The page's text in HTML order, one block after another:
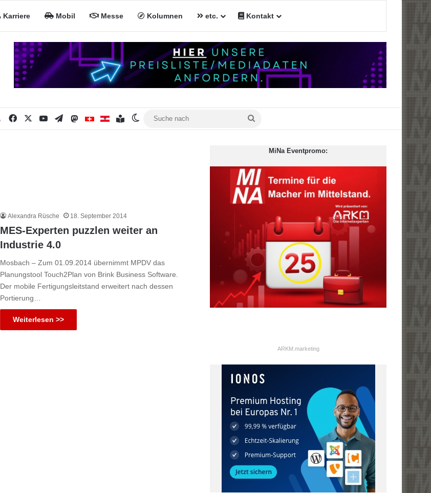
Karriere Mobil Messe Kolumnen etc. Kontakt
RSSFacebookYouTubeTelegramMastodonMiNa CHMiNa AT
Inhaltsverzeichnis
Skin umschalten
Alexandra Rüsche 18. September 2014
MES-Experten puzzlen weiter an
Industrie 4.0
Mosbach – Zum 01.09.2014 übernimmt MPDV das
Planungstool Touch2Plan von Brink Business Software.
Der mobile Fertigungsleitstand erweitert nach dessen
Portierung…
Weiterlesen >>
MiNa Eventpromo:
ARKM.marketing